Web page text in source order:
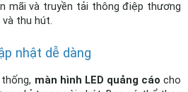
mãi và truyền tải thông điệp thương
thu hút.
nhật dễ dàng
màn hình LED quảng cáo cho